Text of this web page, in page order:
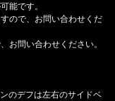
能です。
ので、お問い合わせくだ
お問い合わせください。
のデフは左右のサイドベ